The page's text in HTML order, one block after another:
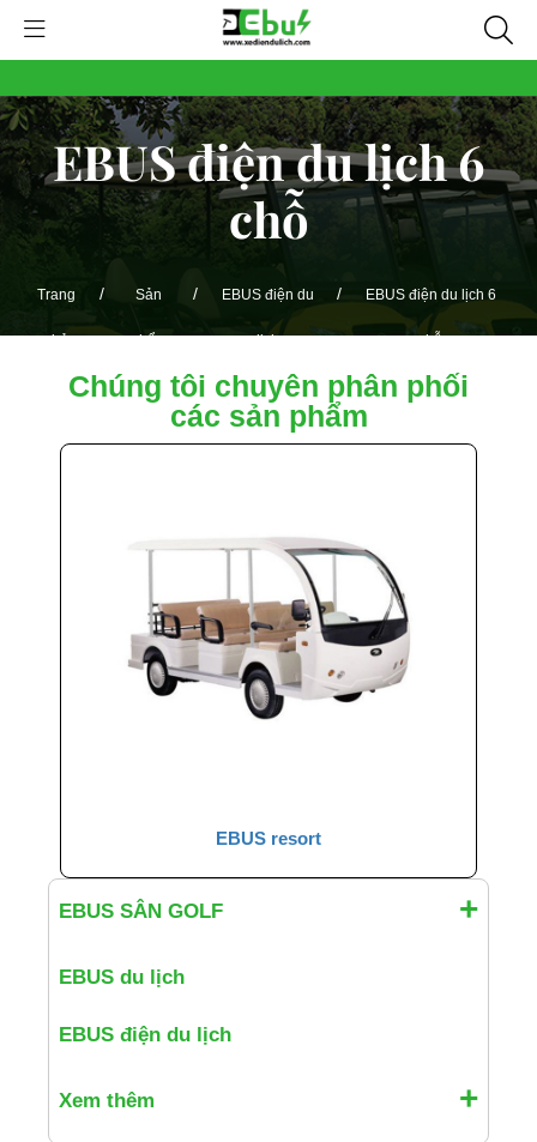
EBUS điện du lịch 6
chỗ
Trang
chủ
/ Sản
phẩm
/ EBUS điện du
lịch
/ EBUS điện du lịch 6
chỗ
Chúng tôi chuyên phân phối
các sản phẩm
EBUS resort
EBUS SÂN GOLF
EBUS du lịch
EBUS điện du lịch
Xem thêm